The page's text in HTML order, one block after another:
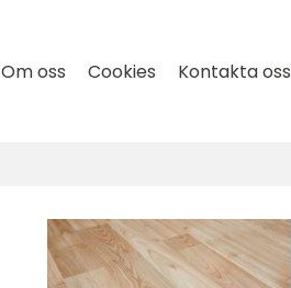
Om oss Cookies Kontakta oss